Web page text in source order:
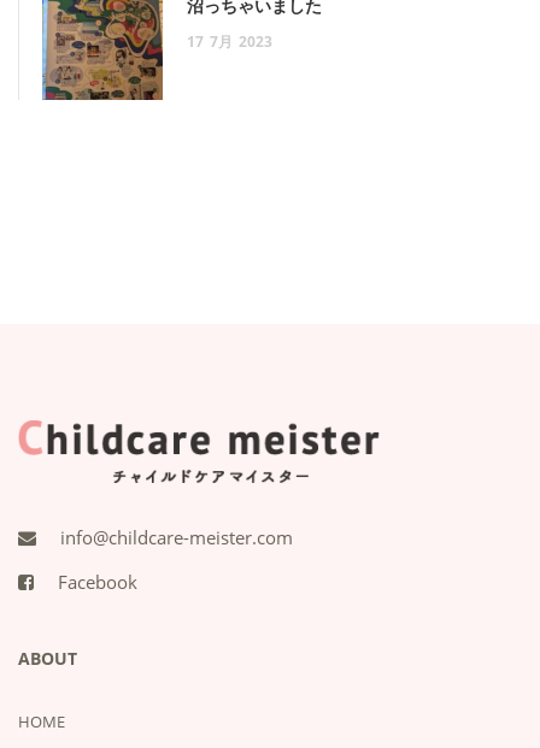
沼っちゃいました
17 7月 2023
info@childcare-meister.com
Facebook
ABOUT
HOME